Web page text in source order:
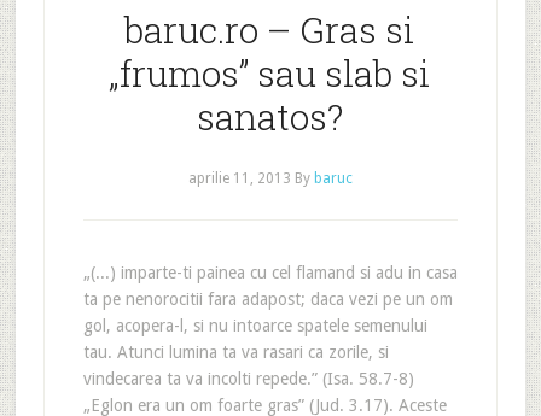
baruc.ro – Gras si
„frumos” sau slab si
sanatos?
aprilie 11, 2013 By baruc
„(...) imparte-ti painea cu cel flamand si adu in casa
ta pe nenorocitii fara adapost; daca vezi pe un om
gol, acopera-l, si nu intoarce spatele semenului
tau. Atunci lumina ta va rasari ca zorile, si
vindecarea ta va incolti repede.” (Isa. 58.7-8)
„Eglon era un om foarte gras” (Jud. 3.17). Aceste